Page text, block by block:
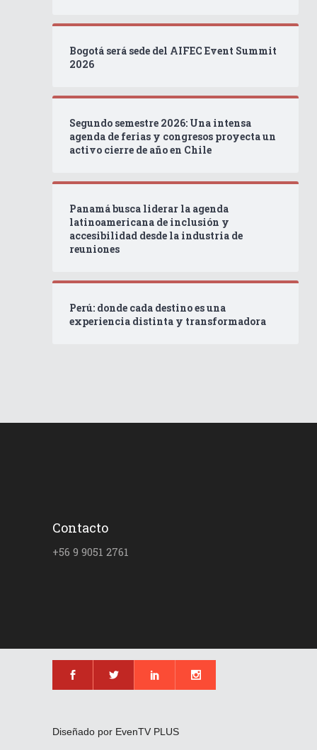
Bogotá será sede del AIFEC Event Summit
2026
Segundo semestre 2026: Una intensa
agenda de ferias y congresos proyecta un
activo cierre de año en Chile
Panamá busca liderar la agenda
latinoamericana de inclusión y
accesibilidad desde la industria de
reuniones
Perú: donde cada destino es una
experiencia distinta y transformadora
Contacto
+56 9 9051 2761
Diseñado por EvenTV PLUS